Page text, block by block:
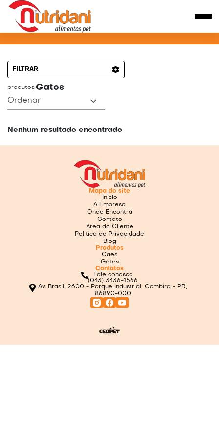
PRODUTOS PARA GATOS
FILTRAR
produtos Gatos
Ordenar
Nenhum resultado encontrado
Mapa do site
Ínicio
A Empresa
Onde Encontra
Contato
Area do Cliente
Politica de Privacidade
Blog
Produtos
Cães
Gatos
Contatos
Fale conosco
(043) 3436-1566
Av. Brasil, 2600 - Parque Industrial, Cambira - PR,
86890-000